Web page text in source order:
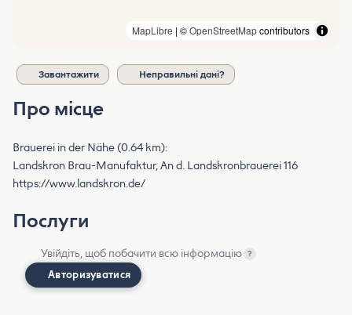
MapLibre | ©OpenStreetMapcontributors
Завантажити Неправильні дані?
Про місце
Brauerei in der Nähe (0.64 km):
Landskron Brau-Manufaktur, An d. Landskronbrauerei 116
https://www.landskron.de/
Послуги
Увійдіть, щоб побачити всю інформацію ?
Авторизуватися